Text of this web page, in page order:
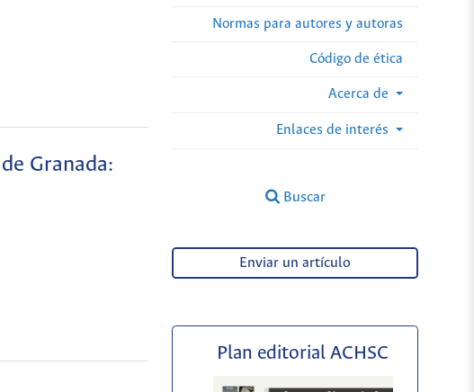
Normas para autores y autoras
Código de ética
Acerca de
Enlaces de interés
Buscar
Granada:
Enviar un artículo
Plan editorial ACHSC